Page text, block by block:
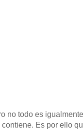
no todo es
Es por ello